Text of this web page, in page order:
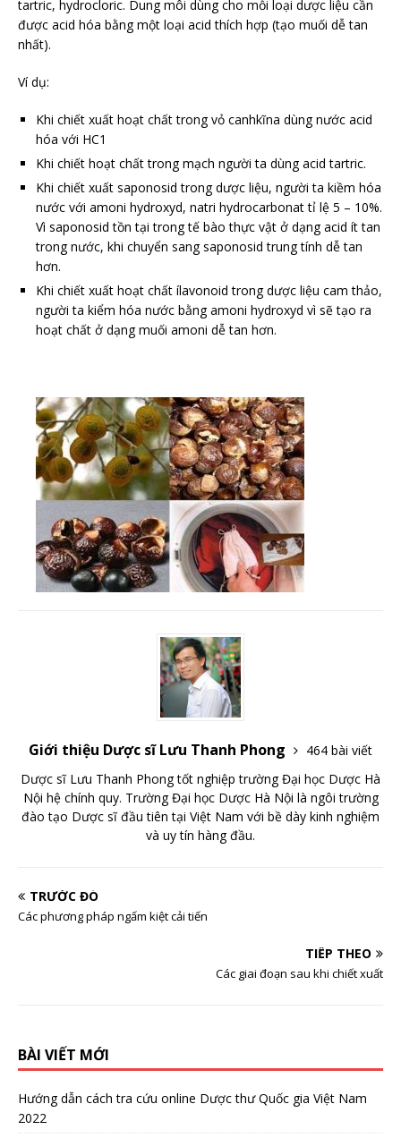
tartric, hydrocloric. Dung môi dùng cho mỗi loại dược liệu cần
được acid hóa bằng một loại acid thích hợp (tạo muối dễ tan
nhất).
Ví dụ:
Khi chiết xuất hoạt chất trong vỏ canhkĩna dùng nước acid
hóa với HC1
Khi chiết hoạt chất trong mạch người ta dùng acid tartric.
Khi chiết xuất saponosid trong dược liệu, người ta kiềm hóa
nước với amoni hydroxyd, natri hydrocarbonat tỉ lệ 5 – 10%.
Vì saponosid tồn tại trong tế bào thực vật ở dạng acid ít tan
trong nước, khi chuyển sang saponosid trung tính dễ tan
hơn.
Khi chiết xuất hoạt chất ílavonoid trong dược liệu cam thảo,
người ta kiểm hóa nước bằng amoni hydroxyd vì sẽ tạo ra
hoạt chất ở dạng muối amoni dễ tan hơn.
Giới thiệu Dược sĩ Lưu Thanh Phong
464 bài viết
Dược sĩ Lưu Thanh Phong tốt nghiệp trường Đại học Dược Hà
Nội hệ chính quy. Trường Đại học Dược Hà Nội là ngôi trường
đào tạo Dược sĩ đầu tiên tại Việt Nam với bề dày kinh nghiệm
và uy tín hàng đầu.
TRƯỚC ĐÓ
Các phương pháp ngấm kiệt cải tiến
TIẾP THEO
Các giai đoạn sau khi chiết xuất
BÀI VIẾT MỚI
Hướng dẫn cách tra cứu online Dược thư Quốc gia Việt Nam
2022